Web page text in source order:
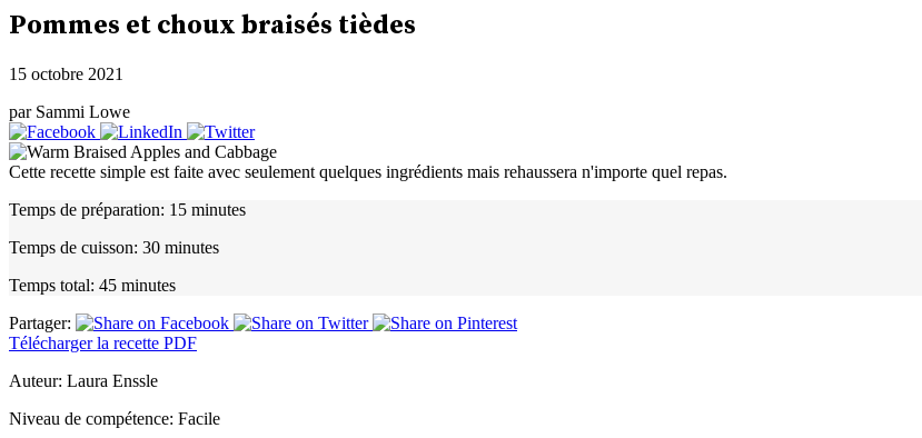
Pommes et choux braisés tièdes
15 octobre 2021
par Sammi Lowe
Cette recette simple est faite avec seulement quelques ingrédients mais rehaussera n'importe quel repas.
Temps de préparation: 15 minutes
Temps de cuisson: 30 minutes
Temps total: 45 minutes
Partager:
Télécharger la recette PDF
Auteur: Laura Enssle
Niveau de compétence: Facile